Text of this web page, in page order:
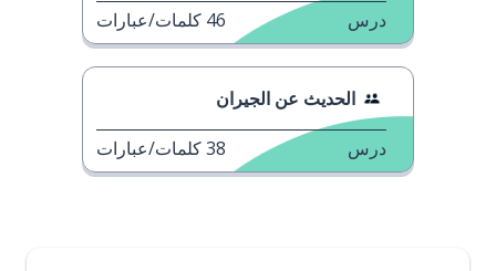
درس 46 كلمات/عبارات
الحديث عن الجيران
درس 38كلمات/عبارات